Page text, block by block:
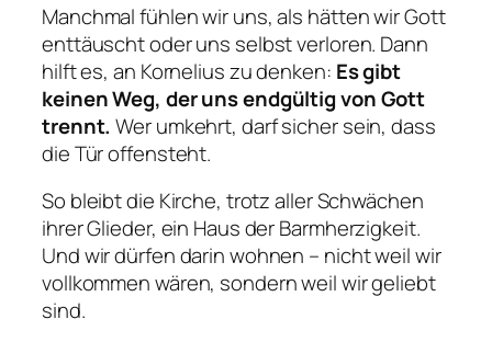
Manchmal fühlen wir uns, als hätten wir Gott
enttäuscht oder uns selbst verloren. Dann
hilft es, an Kornelius zu denken: Es gibt
keinen Weg, der uns endgültig von Gott
trennt. Wer umkehrt, darf sicher sein, dass
die Tür offensteht.
So bleibt die Kirche, trotz aller Schwächen
ihrer Glieder, ein Haus der Barmherzigkeit.
Und wir dürfen darin wohnen – nicht weil wir
vollkommen wären, sondern weil wir geliebt
sind.